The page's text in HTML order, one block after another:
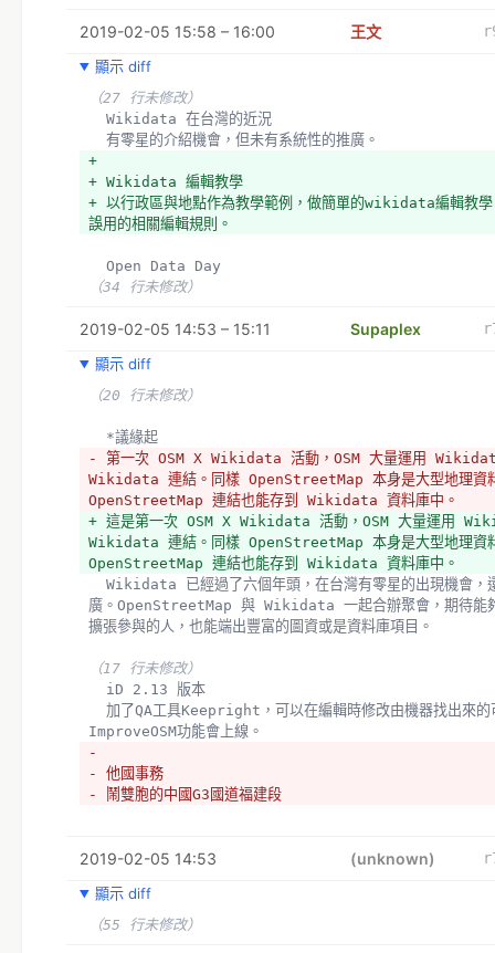
2019-02-05 15:58 – 16:00 王文
顯示 diff
（27 行未修改）
  Wikidata 在台灣的近況
  有零星的介紹機會，但未有系統性的推廣。
+
+ Wikidata 編輯教學
+ 以行政區與地點作為教學範例，做簡單的wikidata編輯教學
誤用的相關編輯規則。
  Open Data Day
（34 行未修改）
2019-02-05 14:53 – 15:11 Supaplex
顯示 diff
（20 行未修改）
  *議緣起
- 第一次 OSM X Wikidata 活動，OSM 大量運用
Wikidata 連結。同樣 OpenStreetMap 本身是大型地理資
OpenStreetMap 連結也能存到 Wikidata 資料庫中。
+ 這是第一次 OSM X Wikidata 活動，OSM 大量運用
Wikidata 連結。同樣 OpenStreetMap 本身是大型地理資
OpenStreetMap 連結也能存到 Wikidata 資料庫中。
廣。OpenStreetMap 與 Wikidata 一起合辦聚會，期待能
擴張參與的人，也能端出豐富的圖資或是資料庫項目。
（17 行未修改）
  iD 2.13 版本
ImproveOSM功能會上線。
-
- 他國事務
- 鬧雙胞的中國G3國道福建段
（1 行未修改）
  多國語言標記
- 先前是說得比較多，較沒有大規模處理，是在匯入其他資料
2019-02-05 14:53 (unknown)
顯示 diff
（55 行未修改）